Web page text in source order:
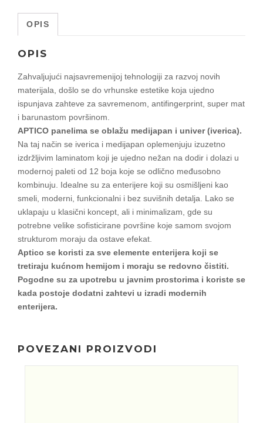
OPIS
OPIS
Zahvaljujući najsavremenijoj tehnologiji za razvoj novih
materijala, došlo se do vrhunske estetike koja ujedno
ispunjava zahteve za savremenom, antifingerprint, super mat
i barunastom površinom.
APTICO panelima se oblažu medijapan i univer (iverica).
Na taj način se iverica i medijapan oplemenjuju izuzetno
izdržljivim laminatom koji je ujedno nežan na dodir i dolazi u
modernoj paleti od 12 boja koje se odlično međusobno
kombinuju. Idealne su za enterijere koji su osmišljeni kao
smeli, moderni, funkcionalni i bez suvišnih detalja. Lako se
uklapaju u klasični koncept, ali i minimalizam, gde su
potrebne velike sofisticirane površine koje samom svojom
strukturom moraju da ostave efekat.
Aptico se koristi za sve elemente enterijera koji se
tretiraju kućnom hemijom i moraju se redovno čistiti.
Pogodne su za upotrebu u javnim prostorima i koriste se
kada postoje dodatni zahtevi u izradi modernih
enterijera.
POVEZANI PROIZVODI